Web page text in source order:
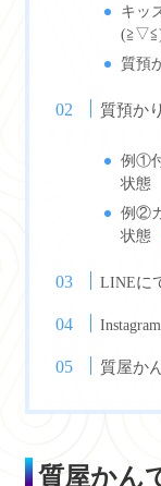
キッ
質預
質預か
例①
状態
例②
状
LINEに
Instagram
質屋か
質屋かん